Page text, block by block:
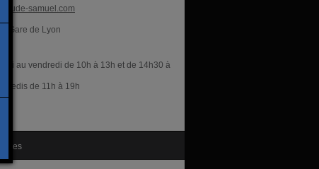
samuel.com
Gare de Lyon
au vendredi de 10h à 13h et de 14h30 à
de 11h à 19h